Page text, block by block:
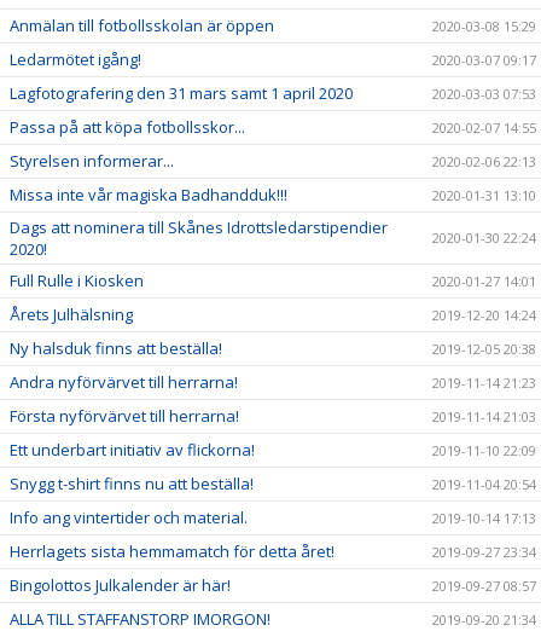
Anmälan till fotbollsskolan är öppen 2020-03-08 15:29
Ledarmötet igång! 2020-03-07 09:17
Lagfotografering den 31 mars samt 1 april 2020 2020-03-03 07:53
Passa på att köpa fotbollsskor... 2020-02-07 14:55
Styrelsen informerar... 2020-02-06 22:13
Missa inte vår magiska Badhandduk!!! 2020-01-31 13:10
Dags att nominera till Skånes Idrottsledarstipendier
2020!
2020-01-30 22:24
Full Rulle i Kiosken 2020-01-27 14:01
Årets Julhälsning 2019-12-20 14:24
Ny halsduk finns att beställa! 2019-12-05 20:38
Andra nyförvärvet till herrarna! 2019-11-14 21:23
Första nyförvärvet till herrarna! 2019-11-14 21:03
Ett underbart initiativ av flickorna! 2019-11-10 22:09
Snygg t-shirt finns nu att beställa! 2019-11-04 20:54
Info ang vintertider och material. 2019-10-14 17:13
Herrlagets sista hemmamatch för detta året! 2019-09-27 23:34
Bingolottos Julkalender är här! 2019-09-27 08:57
ALLA TILL STAFFANSTORP IMORGON! 2019-09-20 21:34